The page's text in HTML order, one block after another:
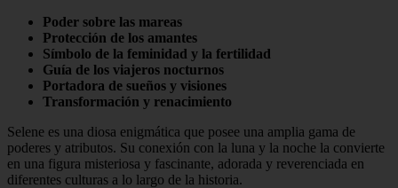
Poder sobre las mareas
Protección de los amantes
Símbolo de la feminidad y la fertilidad
Guía de los viajeros nocturnos
Portadora de sueños y visiones
Transformación y renacimiento
Selene es una diosa enigmática que posee una amplia gama de
poderes y atributos. Su conexión con la luna y la noche la convierte
en una figura misteriosa y fascinante, adorada y reverenciada en
diferentes culturas a lo largo de la historia.